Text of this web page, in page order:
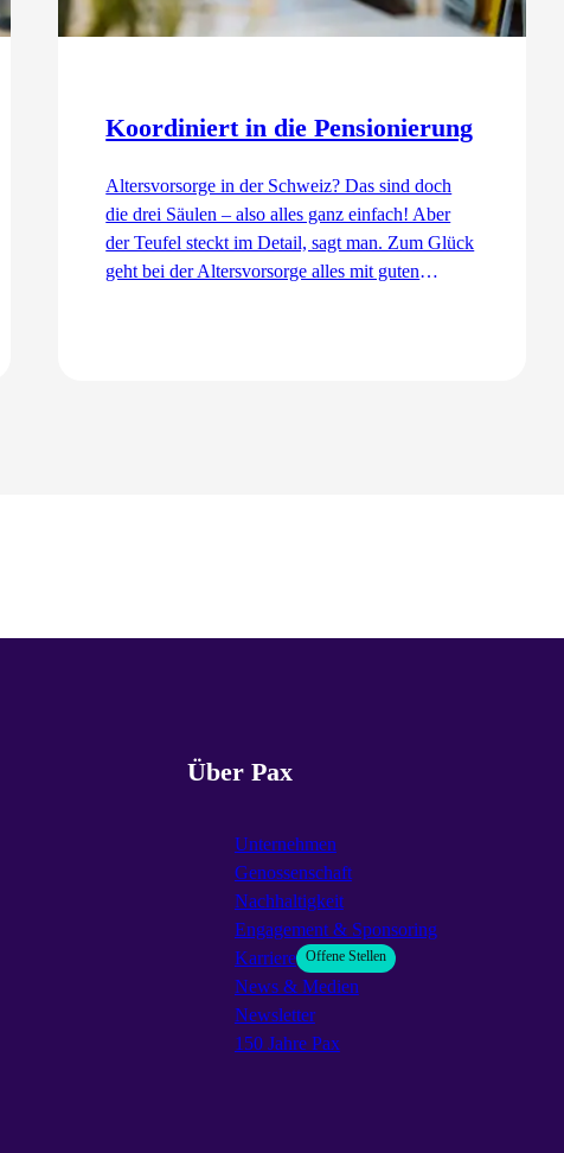
Koordiniert in die Pensionierung
Altersvorsorge in der Schweiz? Das sind doch
die drei Säulen – also alles ganz einfach! Aber
der Teufel steckt im Detail, sagt man. Zum Glück
geht bei der Altersvorsorge alles mit guten
Über Pax
Unternehmen
Genossenschaft
Nachhaltigkeit
Engagement & Sponsoring
Karriere Offene Stellen
News & Medien
Newsletter
150 Jahre Pax